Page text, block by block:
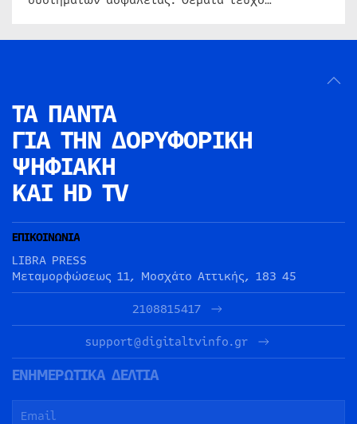
ΤΑ ΠΑΝΤΑ
ΓΙΑ ΤΗΝ ΔΟΡΥΦΟΡΙΚΗ
ΨΗΦΙΑΚΗ
ΚΑΙ HD TV
ΕΠΙΚΟΙΝΩΝΙΑ
LIBRA PRESS
Μεταμορφώσεως 11, Μοσχάτο Αττικής, 183 45
2108815417
support@digitaltvinfo.gr
ΕΝΗΜΕΡΩΤΙΚΑ ΔΕΛΤΙΑ